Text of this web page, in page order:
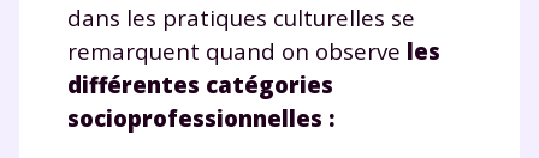
dans les pratiques culturelles se
remarquent quand on observe les
différentes catégories
socioprofessionnelles :